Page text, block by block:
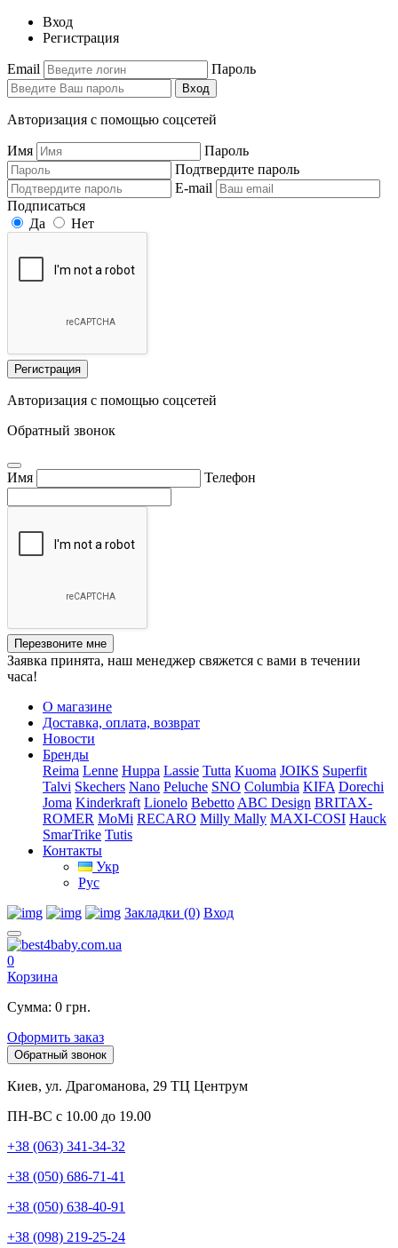
Вход
Регистрация
Email Пароль
Вход
Авторизация с помощью соцсетей
Имя
Пароль
Подтвердите пароль
E-mail
Подписаться
Да
Нет
Регистрация
Авторизация с помощью соцсетей
Обратный звонок
Имя Телефон
Перезвоните мне
Заявка принята, наш менеджер свяжется с вами в течении
часа!
О магазине
Доставка, оплата, возврат
Новости
Бренды
Reima Lenne Huppa Lassie Tutta Kuoma JOIKS Superfit
Talvi Skechers Nano Peluche SNO Columbia KIFA Dorechi
Joma Kinderkraft Lionelo Bebetto ABC Design BRITAX-
ROMER MoMi RECARO Milly Mally MAXI-COSI Hauck
SmarTrike Tutis
Контакты
Укр
Рус
Закладки (0) Вход
0
Корзина
Сумма: 0 грн.
Оформить заказ
Обратный звонок
Киев, ул. Драгоманова, 29 ТЦ Центрум
ПН-ВС с 10.00 до 19.00
+38 (063) 341-34-32
+38 (050) 686-71-41
+38 (050) 638-40-91
+38 (098) 219-25-24